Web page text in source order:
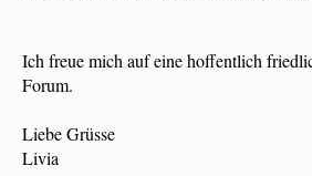
Ich freue mich auf eine hoffentlich
Forum.
Liebe Grüsse
Livia